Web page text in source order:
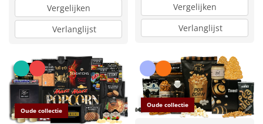
Vergelijken
Verlanglijst
Vergelijken
Verlanglijst
Oude collectie
Oude collectie